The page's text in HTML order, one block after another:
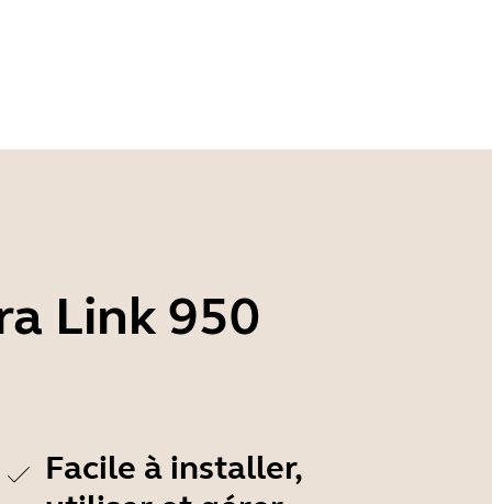
Link 950
Facile à installer,